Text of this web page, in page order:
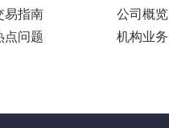
易指南
点问题
公司概览
机构业务